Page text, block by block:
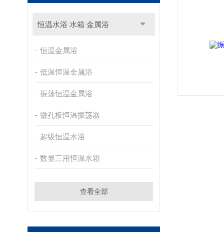
恒温水浴 水箱 金属浴
恒温金属浴
低温恒温金属浴
振荡恒温金属浴
微孔板恒温振荡器
超级恒温水浴
数显三用恒温水箱
查看全部